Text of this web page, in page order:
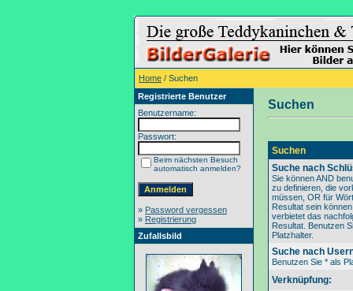
Home / Suchen
Registrierte Benutzer
Benutzername:
Passwort:
Beim nächsten Besuch
automatisch anmelden?
» Password vergessen
» Registrierung
Zufallsbild
Suchen
Suchen
Suche nach
Sie können AND
zu definieren, die
müssen, OR für
Resultat sein
verbietet das
Resultat. Benutzen
Platzhalter.
Suche nach
Benutzen Sie * als
Verknüpfung: